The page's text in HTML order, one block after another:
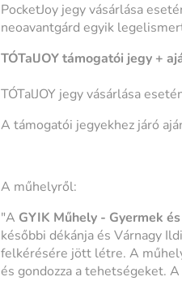
PocketJoy jegy vásárlása
neoavantgárd egyik
TÓTalJOY támogatói jegy +
TÓTalJOY jegy vásárlása
A támogatói jegyekhez járó
A műhelyről:
"A GYIK Műhely - Gyermek
későbbi dékánja és Várnagy
felkérésére jött létre. A
és gondozza a tehetségeket.